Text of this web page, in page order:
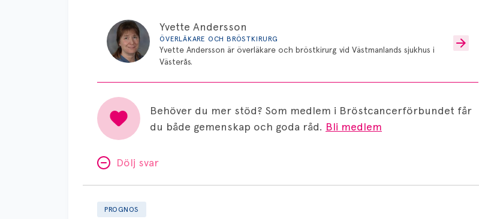
Yvette Andersson
ÖVERLÄKARE OCH BRÖSTKIRURG
Yvette Andersson är överläkare och bröstkirurg vid Västmanlands sjukhus i
Västerås.
Behöver du mer stöd? Som medlem i Bröstcancerförbundet får
du både gemenskap och goda råd. Bli medlem
Dölj svar
PROGNOS
utan